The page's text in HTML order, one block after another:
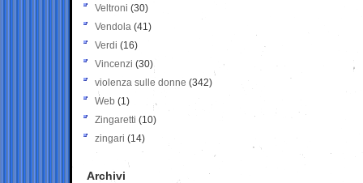
Veltroni (30)
Vendola (41)
Verdi (16)
Vincenzi (30)
violenza sulle donne (342)
Web (1)
Zingaretti (10)
zingari (14)
Archivi